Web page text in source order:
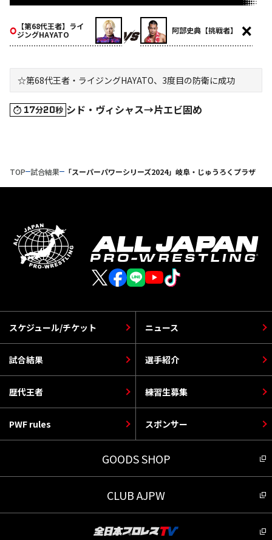
【第68代王者】ライ
ジングHAYATO
阿部史典【挑戦者】
☆第68代王者・ライジングHAYATO、3度目の防衛に成功
17分20秒 シド・ヴィシャス→片エビ固め
TOP 試合結果 「スーパーパワーシリーズ2024」岐阜・じゅうろくプラザ
スケジュール/チケット
選手紹介
PWF rules
ニュース
歴代王者
スポンサー
試合結果
練習生募集
GOODS SHOP
CLUB AJPW